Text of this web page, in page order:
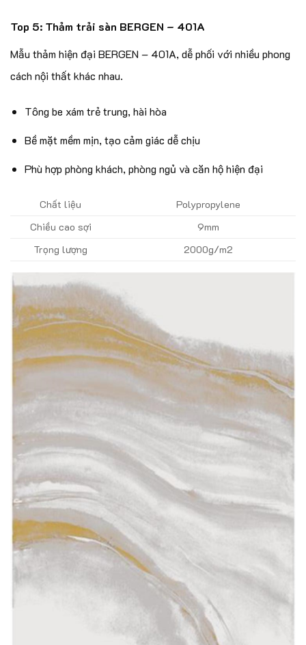
Top 5: Thảm trải sàn BERGEN – 401A
Mẫu thảm hiện đại BERGEN – 401A, dễ phối với nhiều phong
cách nội thất khác nhau.
Tông be xám trẻ trung, hài hòa
Bề mặt mềm mịn, tạo cảm giác dễ chịu
Phù hợp phòng khách, phòng ngủ và căn hộ hiện đại
Chất liệu
Polypropylene
Chiều cao sợi
9mm
Trọng lượng
2000g/m2